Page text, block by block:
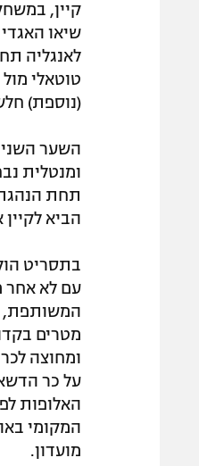
קיין,
לאנגליה
טוטאלי
(נוספת)
השער השני
ומנטלית
הביא
בתסריט
עם לא אחר
מטרים
ומחוצה
על כר
האלופות
המקומי
מועדון.